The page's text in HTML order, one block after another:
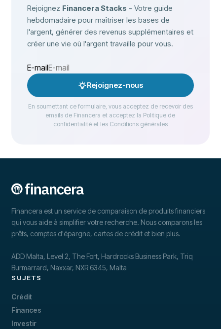
Rejoignez Financera Stacks - Votre guide
hebdomadaire pour maîtriser les bases de
l'argent, générer des revenus supplémentaires et
créer une vie où l'argent travaille pour vous.
E-mail
Rejoignez-nous
En soumettant ce formulaire, vous acceptez de recevoir des
emails de Financera et acceptez la Politique de
confidentialité et les Conditions générales
Financera est un service de comparaison de produits financiers
qui vous aide à simplifier votre recherche. Nous comparons les
prêts, comptes d'épargne, cartes de crédit et bien plus.
ADD Malta, Level 2, The Fort, Hardrocks Business Park, Triq
Burmarrard, Naxxar, NXR 6345, Malta
SUJETS
Crédit
Finances
Investir